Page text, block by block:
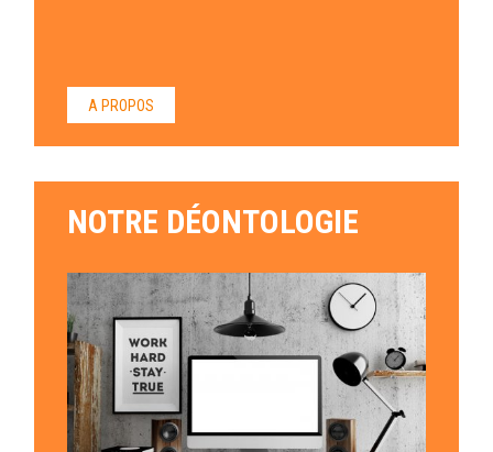
A PROPOS
NOTRE DÉONTOLOGIE